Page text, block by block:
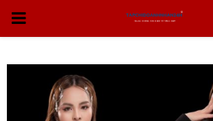
THỰC
CHÍNH